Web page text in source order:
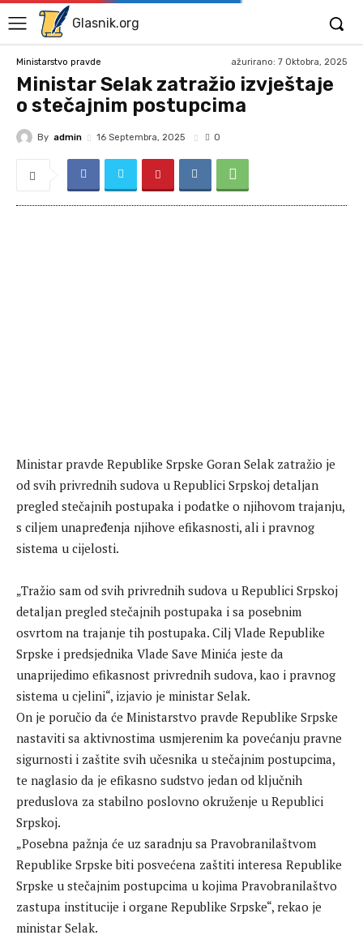
Glasnik.org
Ministarstvo pravde ažurirano: 7 Oktobra, 2025
Ministar Selak zatražio izvještaje
o stečajnim postupcima
By admin 16 Septembra, 2025 0
Ministar pravde Republike Srpske Goran Selak zatražio je
od svih privrednih sudova u Republici Srpskoj detaljan
pregled stečajnih postupaka i podatke o njihovom trajanju,
s ciljem unapređenja njihove efikasnosti, ali i pravnog
sistema u cijelosti.
„Tražio sam od svih privrednih sudova u Republici Srpskoj
detaljan pregled stečajnih postupaka i sa posebnim
osvrtom na trajanje tih postupaka. Cilj Vlade Republike
Srpske i predsjednika Vlade Save Minića jeste da
unaprijedimo efikasnost privrednih sudova, kao i pravnog
sistema u cjelini“, izjavio je ministar Selak.
On je poručio da će Ministarstvo pravde Republike Srpske
nastaviti sa aktivnostima usmjerenim ka povećanju pravne
sigurnosti i zaštite svih učesnika u stečajnim postupcima,
te naglasio da je efikasno sudstvo jedan od ključnih
preduslova za stabilno poslovno okruženje u Republici
Srpskoj.
„Posebna pažnja će uz saradnju sa Pravobranilaštvom
Republike Srpske biti posvećena zaštiti interesa Republike
Srpske u stečajnim postupcima u kojima Pravobranilaštvo
zastupa institucije i organe Republike Srpske“, rekao je
ministar Selak.